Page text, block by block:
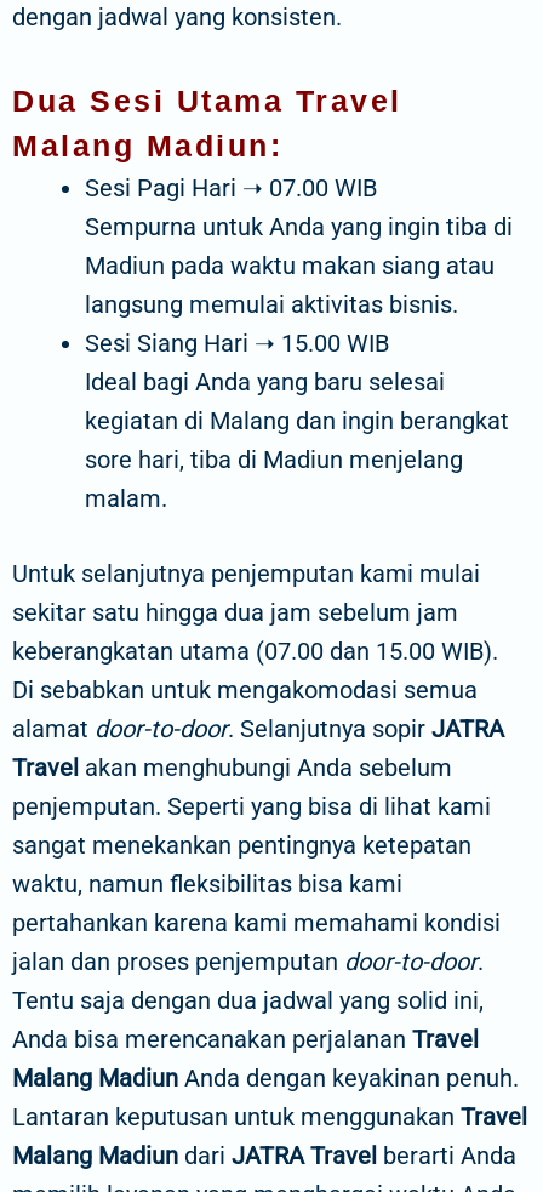
dengan jadwal yang konsisten.
Dua Sesi Utama Travel
Malang Madiun:
Sesi Pagi Hari ➝ 07.00 WIB
Sempurna untuk Anda yang ingin tiba di
Madiun pada waktu makan siang atau
langsung memulai aktivitas bisnis.
Sesi Siang Hari ➝ 15.00 WIB
Ideal bagi Anda yang baru selesai
kegiatan di Malang dan ingin berangkat
sore hari, tiba di Madiun menjelang
malam.
Untuk selanjutnya penjemputan kami mulai
sekitar satu hingga dua jam sebelum jam
keberangkatan utama (07.00 dan 15.00 WIB).
Di sebabkan untuk mengakomodasi semua
alamat door-to-door. Selanjutnya sopir JATRA
Travel akan menghubungi Anda sebelum
penjemputan. Seperti yang bisa di lihat kami
sangat menekankan pentingnya ketepatan
waktu, namun fleksibilitas bisa kami
pertahankan karena kami memahami kondisi
jalan dan proses penjemputan door-to-door.
Tentu saja dengan dua jadwal yang solid ini,
Anda bisa merencanakan perjalanan Travel
Malang Madiun Anda dengan keyakinan penuh.
Lantaran keputusan untuk menggunakan Travel
Malang Madiun dari JATRA Travel berarti Anda